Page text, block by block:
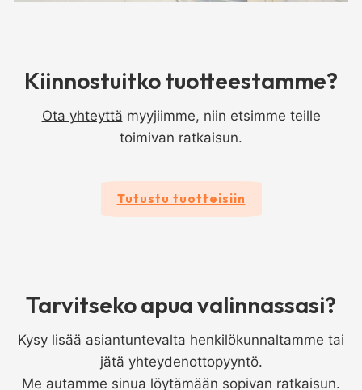
Kiinnostuitko tuotteestamme?
Ota yhteyttä myyjiimme, niin etsimme teille
toimivan ratkaisun.
Tutustu tuotteisiin
Tarvitseko apua valinnassasi?
Kysy lisää asiantuntevalta henkilökunnaltamme tai
jätä yhteydenottopyyntö.
Me autamme sinua löytämään sopivan ratkaisun.